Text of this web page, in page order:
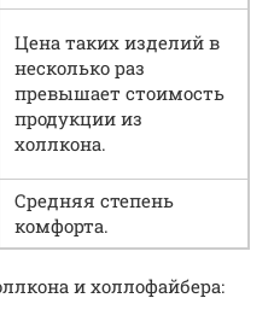
Цена таких изделий в
несколько раз
превышает стоимость
продукции из
холлкона.
Средняя степень
комфорта.
и холлофайбера: